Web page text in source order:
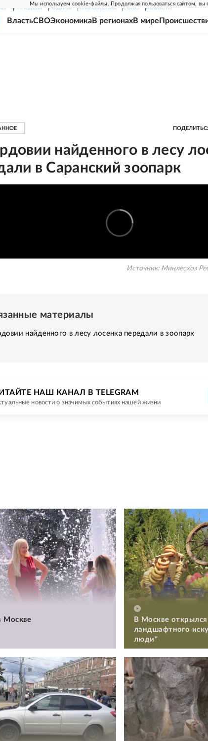
Мы используем cookie-файлы. Продолжая пользоваться сайтом, вы
РГ-НЕДЕЛЯ РОДИНА ПРИЛОЖЕНИЯ СОЮЗ НОВОСТИ
ВластьСВОЭкономикаВ регионахВ мире
найденного в лесу
в Саранский зоопарк
Источник: Минлесхоз
материалы
найденного в лесу лосенка передали в зоопарк
НАШ КАНАЛ В TELEGRAM
новости о значимых событиях нашей жизни
Москве
В Москве
ландшафтного
люди"